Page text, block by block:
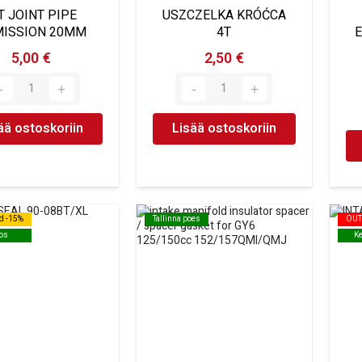
JOINT PIPE
20MM
5,00 €
ostoskoriin
USZCZELKA KRÓĆCA
4T
2,50 €
Lisää ostoskoriin
-15%
-15%
Tallinna poes
Tallinna poes